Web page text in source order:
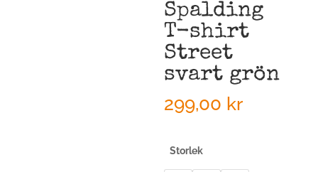
Spalding
T-shirt
Street
svart grön
299,00 kr
Storlek